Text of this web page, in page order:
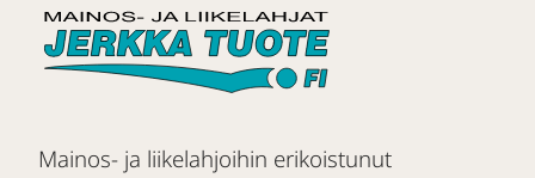
Mainos- ja liikelahjoihin erikoistunut